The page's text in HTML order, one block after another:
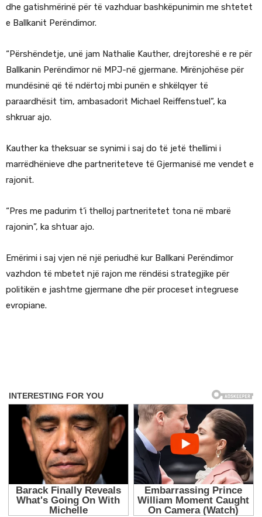
dhe gatishmërinë për të vazhduar bashkëpunimin me shtetet
e Ballkanit Perëndimor.
“Përshëndetje, unë jam Nathalie Kauther, drejtoreshë e re për
Ballkanin Perëndimor në MPJ-në gjermane. Mirënjohëse për
mundësinë që të ndërtoj mbi punën e shkëlqyer të
paraardhësit tim, ambasadorit Michael Reiffenstuel”, ka
shkruar ajo.
Kauther ka theksuar se synimi i saj do të jetë thellimi i
marrëdhënieve dhe partneriteteve të Gjermanisë me vendet e
rajonit.
“Pres me padurim t’i thelloj partneritetet tona në mbarë
rajonin”, ka shtuar ajo.
Emërimi i saj vjen në një periudhë kur Ballkani Perëndimor
vazhdon të mbetet një rajon me rëndësi strategjike për
politikën e jashtme gjermane dhe për proceset integruese
evropiane.